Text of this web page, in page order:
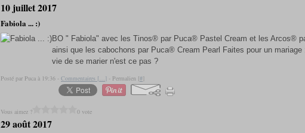
10 juillet 2017
Fabiola ... :)
BO " Fabiola" avec les Tinos® par Puca® Pastel Cream et les Arcos®
ainsi que les cabochons par Puca® Cream Pearl Faites pour un mariage
vie de se marier n'est ce pas ?
Posté par Puca à 19:36 - Commentaires […] - Permalien [#]
Vous aimez ? 0 vote
29 août 2017